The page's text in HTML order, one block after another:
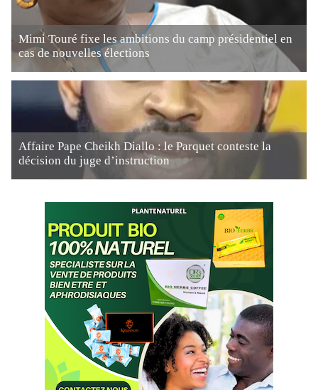
Mimi Touré fixe les ambitions du camp présidentiel en
cas de nouvelles élections
Affaire Pape Cheikh Diallo : le Parquet conteste la
décision du juge d’instruction